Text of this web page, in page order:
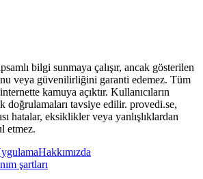
bilgi sunmaya çalışır, ancak gösterilen
veya güvenilirliğini garanti edemez. Tüm
kamuya açıktır. Kullanıcıların
doğrulamaları tavsiye edilir. provedi.se,
hatalar, eksiklikler veya yanlışlıklardan
etmez.
Hakkımızda
şartları